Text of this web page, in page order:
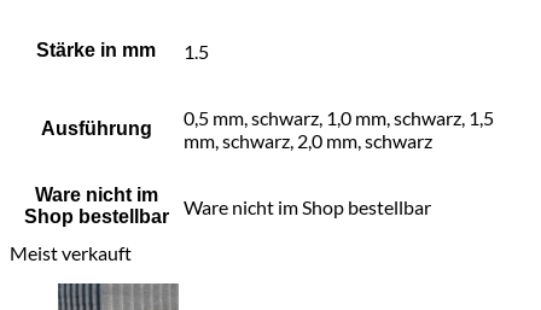
Stärke in mm 1.5
Ausführung
0,5 mm, schwarz, 1,0 mm, schwarz, 1,5
mm, schwarz, 2,0 mm, schwarz
Ware nicht im
Shop bestellbar
Ware nicht im Shop bestellbar
Meist verkauft